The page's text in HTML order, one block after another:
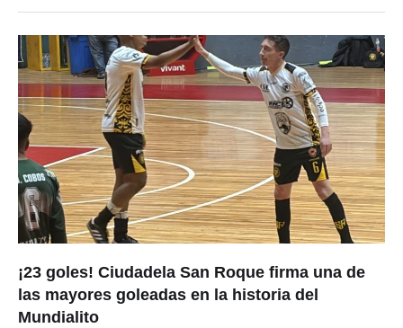
¡23 goles! Ciudadela San Roque firma una de
las mayores goleadas en la historia del
Mundialito